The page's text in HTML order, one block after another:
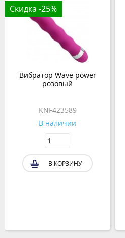
Скидка -25%
Вибратор Wave power
розовый
KNF423589
В наличии
В КОРЗИНУ